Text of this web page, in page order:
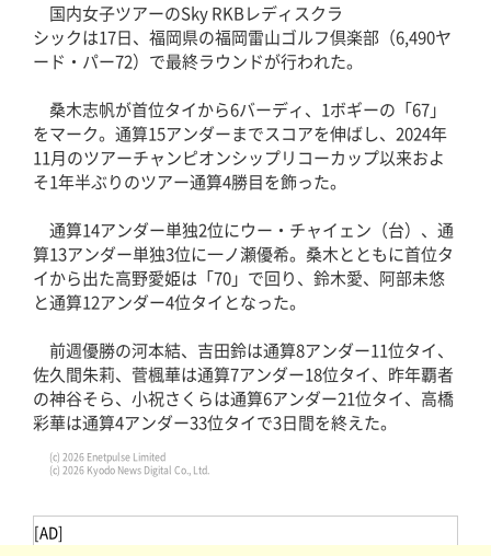
国内女子ツアーのSky RKBレディスクラ
シックは17日、福岡県の福岡雷山ゴルフ倶楽部（6,490ヤ
ード・パー72）で最終ラウンドが行われた。
桑木志帆が首位タイから6バーディ、1ボギーの「67」
をマーク。通算15アンダーまでスコアを伸ばし、2024年
11月のツアーチャンピオンシップリコーカップ以来およ
そ1年半ぶりのツアー通算4勝目を飾った。
通算14アンダー単独2位にウー・チャイェン（台）、通
算13アンダー単独3位に一ノ瀬優希。桑木とともに首位タ
イから出た高野愛姫は「70」で回り、鈴木愛、阿部未悠
と通算12アンダー4位タイとなった。
前週優勝の河本結、吉田鈴は通算8アンダー11位タイ、
佐久間朱莉、菅楓華は通算7アンダー18位タイ、昨年覇者
の神谷そら、小祝さくらは通算6アンダー21位タイ、高橋
彩華は通算4アンダー33位タイで3日間を終えた。
(c) 2026 Enetpulse Limited
(c) 2026 Kyodo News Digital Co., Ltd.
[AD]